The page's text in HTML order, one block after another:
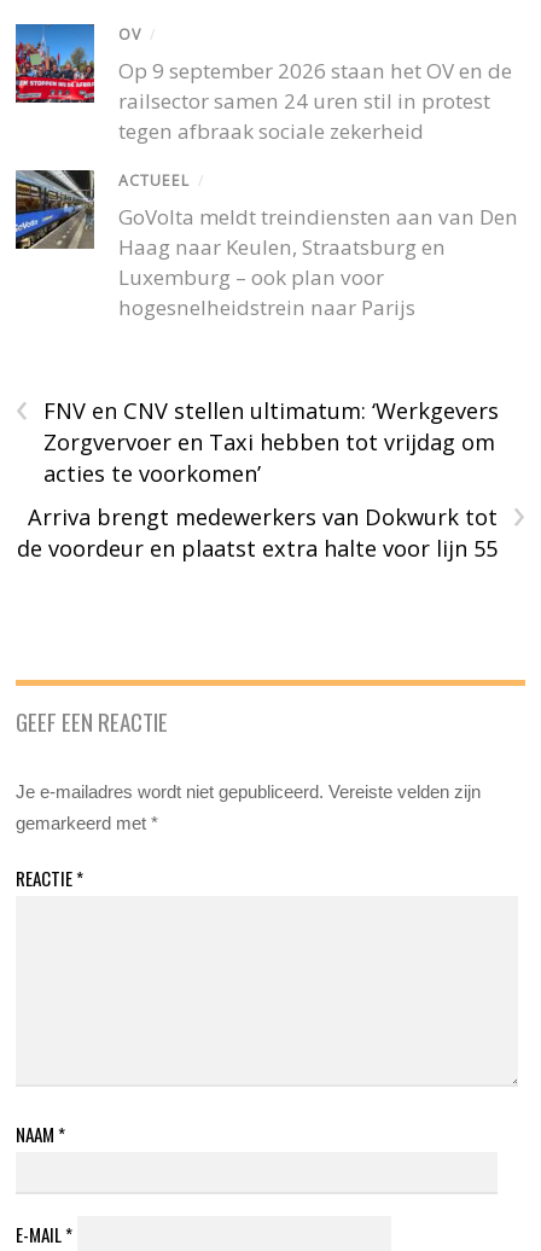
OV /
Op 9 september 2026 staan het OV en de
railsector samen 24 uren stil in protest
tegen afbraak sociale zekerheid
ACTUEEL /
GoVolta meldt treindiensten aan van Den
Haag naar Keulen, Straatsburg en
Luxemburg – ook plan voor
hogesnelheidstrein naar Parijs
‹
FNV en CNV stellen ultimatum: ‘Werkgevers
Zorgvervoer en Taxi hebben tot vrijdag om
acties te voorkomen’
›
Arriva brengt medewerkers van Dokwurk tot
de voordeur en plaatst extra halte voor lijn 55
GEEF EEN REACTIE
Je e-mailadres wordt niet gepubliceerd. Vereiste velden zijn
gemarkeerd met*
REACTIE*
NAAM *
E-MAIL*